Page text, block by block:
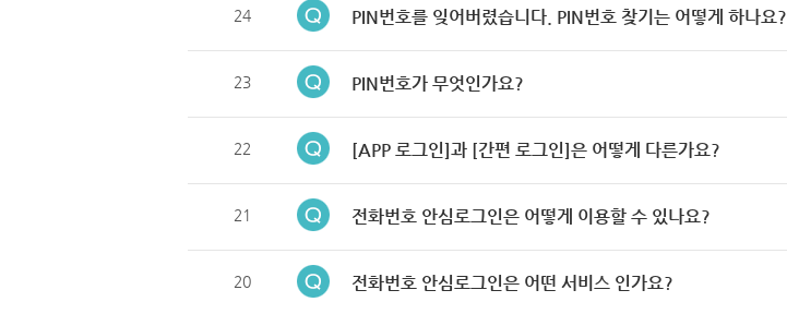
24 PIN번호를 잊어버렸습니다. PIN번호 찾기는 어떻게 하나요?
23 PIN번호가 무엇인가요?
22 [APP 로그인]과 [간편 로그인]은 어떻게 다른가요?
21 전화번호 안심로그인은 어떻게 이용할 수 있나요?
20 전화번호 안심로그인은 어떤 서비스 인가요?